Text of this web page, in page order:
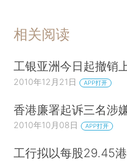
相关阅读
工银亚洲今日起撤销
2010年12月21日 APP打开
香港廉署起诉三名涉
2010年10月08日 APP打开
工行拟以每股29.45